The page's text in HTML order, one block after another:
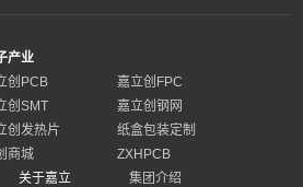
产业
创PCB
嘉立创FPC
创SMT
嘉立创钢网
创发热片
纸盒包装定制
商城
ZXHPCB
关于嘉立
集团介绍